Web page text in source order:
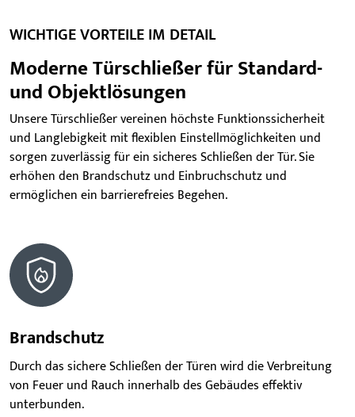
WICHTIGE VORTEILE IM DETAIL
Moderne Türschließer für Standard-
und Objektlösungen
Unsere Türschließer vereinen höchste Funktionssicherheit
und Langlebigkeit mit flexiblen Einstellmöglichkeiten und
sorgen zuverlässig für ein sicheres Schließen der Tür. Sie
erhöhen den Brandschutz und Einbruchschutz und
ermöglichen ein barrierefreies Begehen.
Brandschutz
Durch das sichere Schließen der Türen wird die Verbreitung
von Feuer und Rauch innerhalb des Gebäudes effektiv
unterbunden.